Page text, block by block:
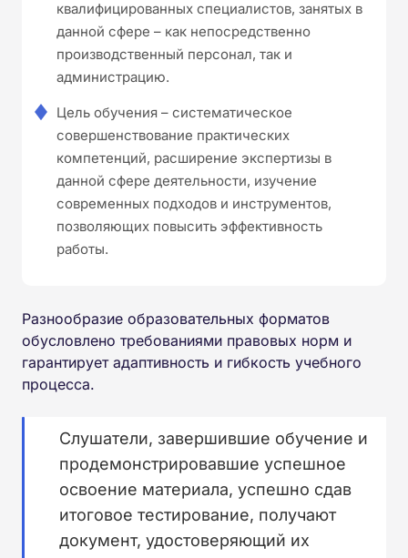
квалифицированных специалистов, занятых в
данной сфере – как непосредственно
производственный персонал, так и
администрацию.
Цель обучения – систематическое
совершенствование практических
компетенций, расширение экспертизы в
данной сфере деятельности, изучение
современных подходов и инструментов,
позволяющих повысить эффективность
работы.
Разнообразие образовательных форматов
обусловлено требованиями правовых норм и
гарантирует адаптивность и гибкость учебного
процесса.
Слушатели, завершившие обучение и
продемонстрировавшие успешное
освоение материала, успешно сдав
итоговое тестирование, получают
документ, удостоверяющий их